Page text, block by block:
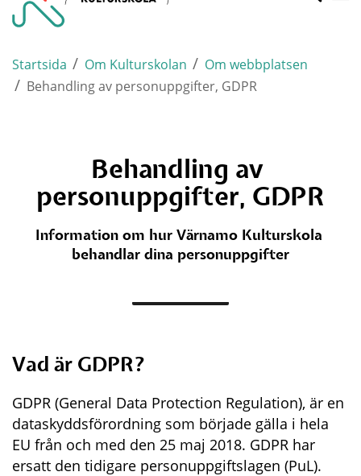
Startsida / Om Kulturskolan / Om webbplatsen
/ Behandling av personuppgifter, GDPR
Behandling av
personuppgifter, GDPR
Information om hur Värnamo Kulturskola
behandlar dina personuppgifter
Vad är GDPR?
GDPR (General Data Protection Regulation), är en
dataskyddsförordning som började gälla i hela
EU från och med den 25 maj 2018. GDPR har
ersatt den tidigare personuppgiftslagen (PuL).